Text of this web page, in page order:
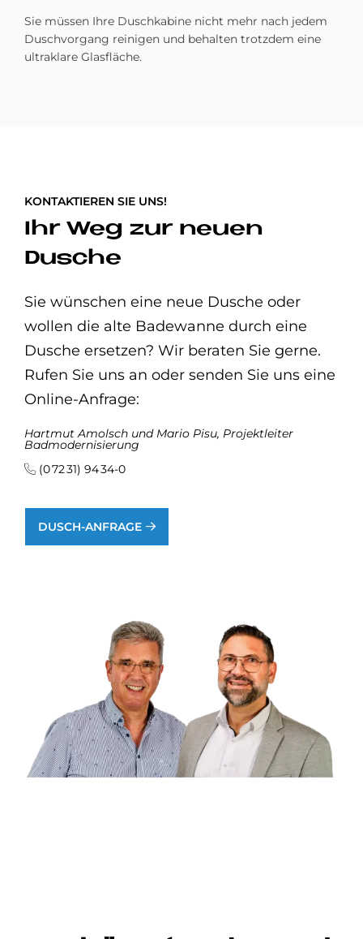
Sie müssen Ihre Duschkabine nicht mehr nach jedem
Duschvorgang reinigen und behalten trotzdem eine
ultraklare Glasfläche.
KONTAKTIEREN SIE UNS!
Ihr Weg zur neuen
Dusche
Sie wünschen eine neue Dusche oder
wollen die alte Badewanne durch eine
Dusche ersetzen? Wir beraten Sie gerne.
Rufen Sie uns an oder senden Sie uns eine
Online-Anfrage:
Hartmut Amolsch und Mario Pisu, Projektleiter
Badmodernisierung
(0 72 31) 94 34-0
DUSCH-ANFRAGE